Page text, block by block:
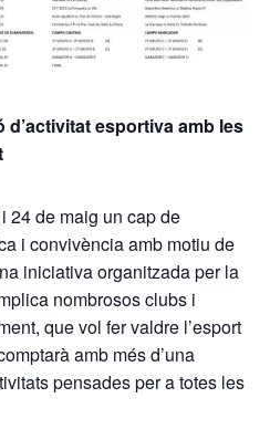
d’activitat esportiva amb les
24 de maig un cap de
i convivència amb motiu de
iniciativa organitzada per la
nombrosos clubs i
que vol fer valdre l’esport
amb més d’una
pensades per a totes les